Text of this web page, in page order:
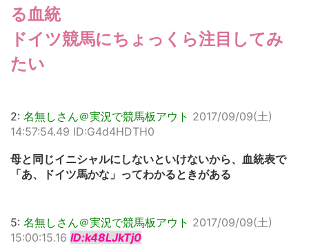
る血統
ドイツ競馬にちょっくら注目してみ
たい
2: 名無しさん＠実況で競馬板アウト 2017/09/09(土)
14:57:54.49 ID:G4d4HDTH0
母と同じイニシャルにしないといけないから、血統表で
「あ、ドイツ馬かな」ってわかるときがある
5: 名無しさん＠実況で競馬板アウト 2017/09/09(土)
15:00:15.16 ID:k48LJkTj0